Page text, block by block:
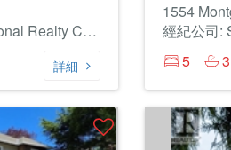
經紀公司: Sotheby's International Realty Canada
詳細
1554
5
3